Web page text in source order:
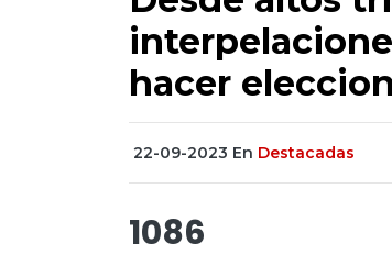
hacer
22-09-2023 En Destacadas
1086